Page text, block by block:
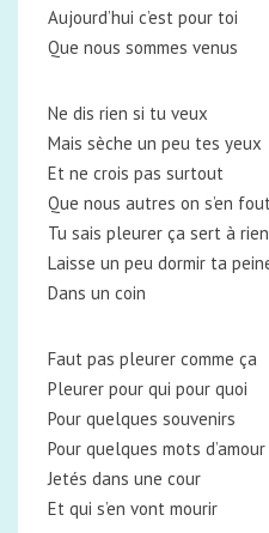
Aujourd’hui c’est pour toi
Que nous sommes venus
Ne dis rien si tu veux
Mais sèche un peu tes yeux
Et ne crois pas surtout
Que nous autres on s’en
Tu sais pleurer ça sert à rien
Laisse un peu dormir ta
Dans un coin
Faut pas pleurer comme ça
Pleurer pour qui pour quoi
Pour quelques souvenirs
Pour quelques mots d’amour
Jetés dans une cour
Et qui s’en vont mourir